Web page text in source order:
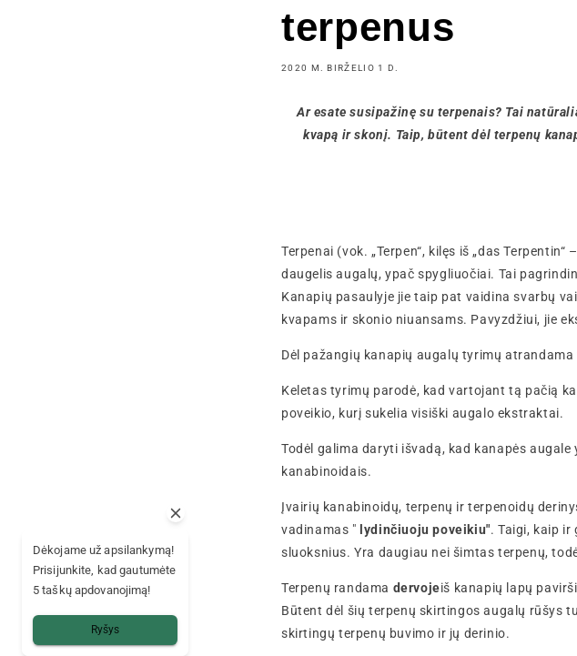
terpenus
2020 M. BIRŽELIO 1 D.
Ar esate susipažinę su terpenais? Tai
kvapą ir skonį. Taip, būtent dėl terpenų
Terpenai (vok. „Terpen“, kilęs iš „das
daugelis augalų, ypač spygliuočiai. Tai
Kanapių pasaulyje jie taip pat vaidina svarbų
kvapams ir skonio niuansams. Pavyzdžiui, jie
Dėl pažangių kanapių augalų tyrimų
Keletas tyrimų parodė, kad vartojant tą pačią
poveikio, kurį sukelia visiški augalo ekstraktai.
Todėl galima daryti išvadą, kad kanapės
kanabinoidais.
Įvairių kanabinoidų, terpenų ir terpenoidų
vadinamas " lydinčiuoju poveikiu". Taigi, kaip
sluoksnius. Yra daugiau nei šimtas terpenų,
Terpenų randama dervojeiš kanapių lapų
Būtent dėl šių terpenų skirtingos augalų rūšys
skirtingų terpenų buvimo ir jų derinio.
Dėkojame už apsilankymą!
Prisijunkite, kad gautumėte
5 taškų apdovanojimą!
Ryšys